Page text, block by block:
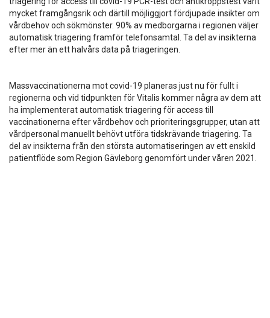
mycket framgångsrik och därtill möjliggjort fördjupade insikter om
vårdbehov och sökmönster. 90% av medborgarna i regionen väljer
automatisk triagering framför telefonsamtal. Ta del av insikterna
efter mer än ett halvårs data på triageringen.
Massvaccinationerna mot covid-19 planeras just nu för fullt i
regionerna och vid tidpunkten för Vitalis kommer några av dem att
ha implementerat automatisk triagering för access till
vaccinationerna efter vårdbehov och prioriteringsgrupper, utan att
vårdpersonal manuellt behövt utföra tidskrävande triagering. Ta
del av insikterna från den största automatiseringen av ett enskild
patientflöde som Region Gävleborg genomfört under våren 2021.